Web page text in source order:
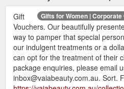
Gifts for Women |
Gift
Vouchers. Our beautifully
way to pamper that special
our indulgent treatments or a
can opt for the treatment of their
package enquiries, please email
inbox@vaiabeauty.com.au. Sort.